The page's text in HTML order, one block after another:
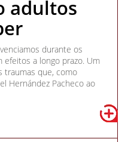
adultos
durante os
efeitos a longo prazo. Um
traumas que, como
Hernández Pacheco ao